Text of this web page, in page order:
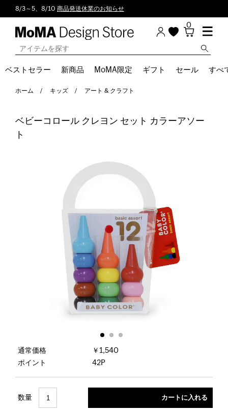
8/3～5、8/10 商品発送休業のお知らせ
0
ベストセラー 新商品 MoMA限定 ギフト セール すべ
ホーム キッズ アート & クラフト
ベビーコロール クレヨン セット カラーアソー
ト
通常価格
￥1,540
ポイント
42P
数量